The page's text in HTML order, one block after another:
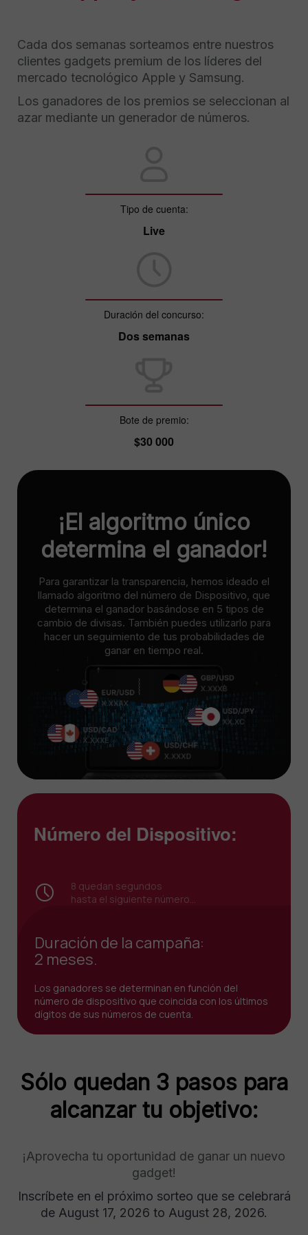
Cada dos semanas sorteamos entre nuestros
clientes gadgets premium de los líderes del
mercado tecnológico Apple y Samsung.
Los ganadores de los premios se seleccionan al
azar mediante un generador de números.
Tipo de cuenta:
Live
Duración del concurso:
Dos semanas
Bote de premio:
$30 000
¡El algoritmo único
determina el ganador!
Para garantizar la transparencia, hemos ideado el
llamado algoritmo del número de Dispositivo, que
determina el ganador basándose en 5 tipos de
cambio de divisas. También puedes utilizarlo para
hacer un seguimiento de tus probabilidades de
ganar en tiempo real.
Número del Dispositivo:
7 quedan segundos
hasta el siguiente número...
Duración de la campaña:
2 meses.
Los ganadores se determinan en función del
número de dispositivo que coincida con los últimos
dígitos de sus números de cuenta.
Sólo quedan 3 pasos para
alcanzar tu objetivo:
¡Aprovecha tu oportunidad de ganar un nuevo
gadget!
Inscríbete en el próximo sorteo que se celebrará
de August 17, 2026 to August 28, 2026.